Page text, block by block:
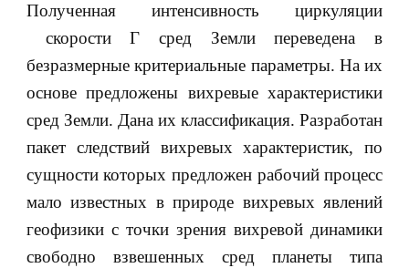
Полученная интенсивность циркуляции
скорости Г сред Земли переведена в
безразмерные критериальные параметры. На их
основе предложены вихревые характеристики
сред Земли. Дана их классификация. Разработан
пакет следствий вихревых характеристик, по
сущности которых предложен рабочий процесс
мало известных в природе вихревых явлений
геофизики с точки зрения вихревой динамики
свободно взвешенных сред планеты типа